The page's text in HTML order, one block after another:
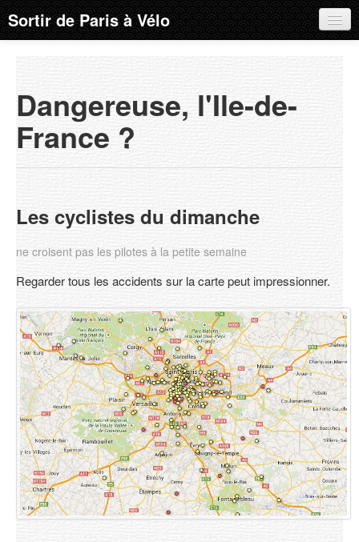
Sortir de Paris à Vélo
A propos
Pourquoi ? Comment ?
Geoportail, Google Maps, OpenStreetMap, etc...
Le blog
FAQ
Contact
Dangereuse, l'Ile-de-
France ?
Les cyclistes du dimanche
ne croisent pas les pilotes à la petite semaine
Regarder tous les accidents sur la carte peut impressionner.